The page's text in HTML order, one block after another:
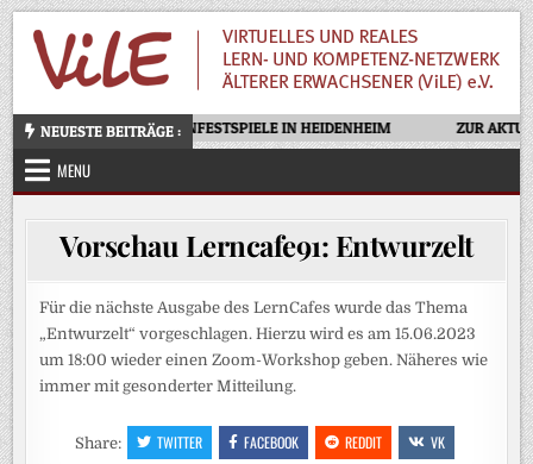
Skip
to
content
NEUESTE BEITRÄGE :
OTELLO – OPERNFESTSPIELE IN HEIDENHEIM ZUR
MENU
Vorschau Lerncafe91: Entwurzelt
Für die nächste Ausgabe des LernCafes wurde das Thema
„Entwurzelt“ vorgeschlagen. Hierzu wird es am 15.06.2023
um 18:00 wieder einen Zoom-Workshop geben. Näheres wie
immer mit gesonderter Mitteilung.
Share: TWITTER FACEBOOK REDDIT
VK